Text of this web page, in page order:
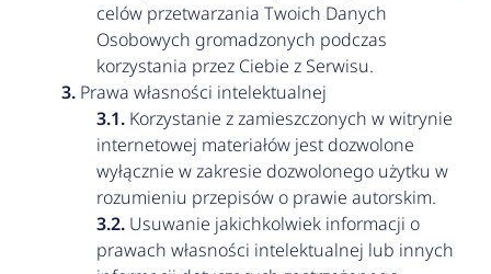
celów przetwarzania Twoich Danych
Osobowych gromadzonych podczas
korzystania przez Ciebie z Serwisu.
Prawa własności intelektualnej
Korzystanie z zamieszczonych w witrynie
internetowej materiałów jest dozwolone
wyłącznie w zakresie dozwolonego użytku w
rozumieniu przepisów o prawie autorskim.
Usuwanie jakichkolwiek informacji o
prawach własności intelektualnej lub innych